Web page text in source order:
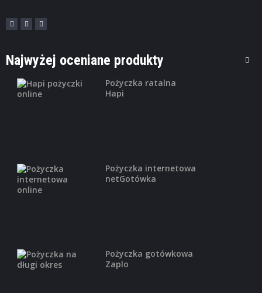
Najwyżej oceniane produkty
Pożyczka ratalna
Hapi
Pożyczka internetowa
netGotówka
Pożyczka gotówkowa
Zaplo